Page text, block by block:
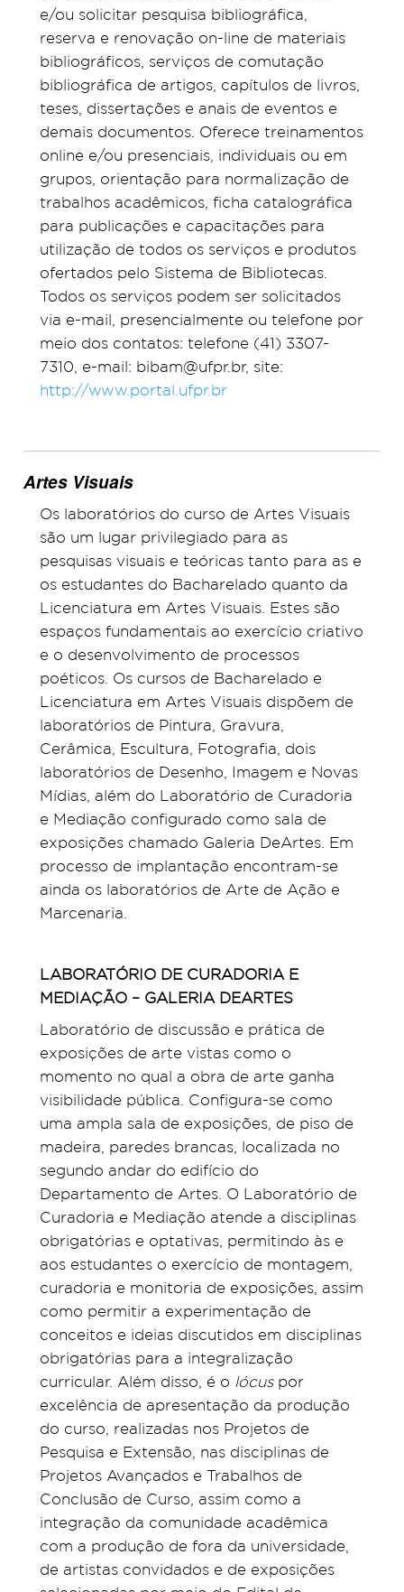
e/ou solicitar pesquisa bibliográfica,
reserva e renovação on-line de materiais
bibliográficos, serviços de comutação
bibliográfica de artigos, capítulos de livros,
teses, dissertações e anais de eventos e
demais documentos. Oferece treinamentos
online e/ou presenciais, individuais ou em
grupos, orientação para normalização de
trabalhos acadêmicos, ficha catalográfica
para publicações e capacitações para
utilização de todos os serviços e produtos
ofertados pelo Sistema de Bibliotecas.
Todos os serviços podem ser solicitados
via e-mail, presencialmente ou telefone por
meio dos contatos: telefone (41) 3307-
7310, e-mail: bibam@ufpr.br, site:
http://www.portal.ufpr.br
Artes Visuais
Os laboratórios do curso de Artes Visuais
são um lugar privilegiado para as
pesquisas visuais e teóricas tanto para as e
os estudantes do Bacharelado quanto da
Licenciatura em Artes Visuais. Estes são
espaços fundamentais ao exercício criativo
e o desenvolvimento de processos
poéticos. Os cursos de Bacharelado e
Licenciatura em Artes Visuais dispõem de
laboratórios de Pintura, Gravura,
Cerâmica, Escultura, Fotografia, dois
laboratórios de Desenho, Imagem e Novas
Mídias, além do Laboratório de Curadoria
e Mediação configurado como sala de
exposições chamado Galeria DeArtes. Em
processo de implantação encontram-se
ainda os laboratórios de Arte de Ação e
Marcenaria.
LABORATÓRIO DE CURADORIA E
MEDIAÇÃO – GALERIA DEARTES
Laboratório de discussão e prática de
exposições de arte vistas como o
momento no qual a obra de arte ganha
visibilidade pública. Configura-se como
uma ampla sala de exposições, de piso de
madeira, paredes brancas, localizada no
segundo andar do edifício do
Departamento de Artes. O Laboratório de
Curadoria e Mediação atende a disciplinas
obrigatórias e optativas, permitindo às e
aos estudantes o exercício de montagem,
curadoria e monitoria de exposições, assim
como permitir a experimentação de
conceitos e ideias discutidos em disciplinas
obrigatórias para a integralização
curricular. Além disso, é o lócus por
excelência de apresentação da produção
do curso, realizadas nos Projetos de
Pesquisa e Extensão, nas disciplinas de
Projetos Avançados e Trabalhos de
Conclusão de Curso, assim como a
integração da comunidade acadêmica
com a produção de fora da universidade,
de artistas convidados e de exposições